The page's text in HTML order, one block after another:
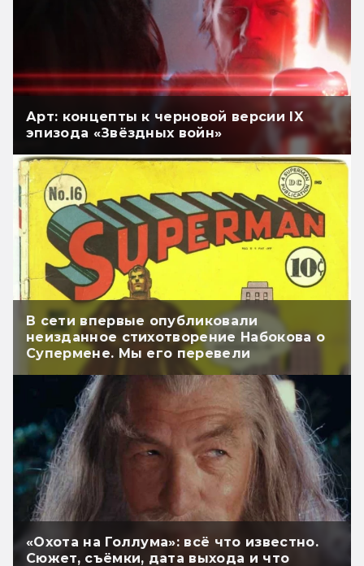
Арт: концепты к черновой версии IX
эпизода «Звёздных войн»
В сети впервые опубликовали
неизданное стихотворение Набокова о
Супермене. Мы его перевели
«Охота на Голлума»: всё что известно.
Сюжет, съёмки, дата выхода и что